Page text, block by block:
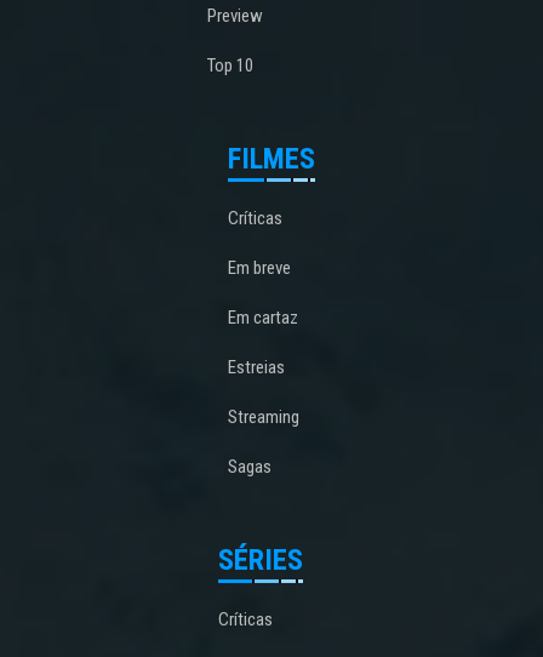
Preview
Top 10
FILMES
Críticas
Em breve
Em cartaz
Estreias
Streaming
Sagas
SÉRIES
Críticas